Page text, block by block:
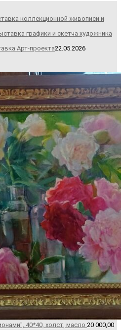
коллекционной живописи и
графики и скетча художника
Арт-проекта22.05.2026
40*40, холст, масло 20 000,00